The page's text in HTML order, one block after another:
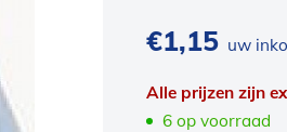
€1,15 uw
Alle prijzen zijn
6 op voorraad